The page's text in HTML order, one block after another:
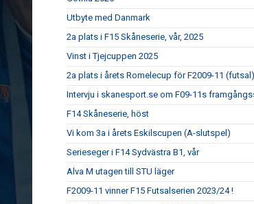
Utbyte med Danmark
2a plats i F15 Skåneserie, vår, 2025
Vinst i Tjejcuppen 2025
2a plats i årets Romelecup för F2009-11 (futsal)
Intervju i skanesport.se om F09-11s
F14 Skåneserie, höst
Vi kom 3a i årets Eskilscupen (A-slutspel)
Serieseger i F14 Sydvästra B1, vår
Alva M utagen till STU läger
F2009-11 vinner F15 Futsalserien 2023/24 !